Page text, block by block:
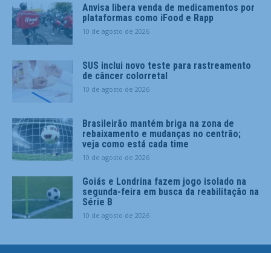
Anvisa libera venda de medicamentos por
plataformas como iFood e Rapp
10 de agosto de 2026
SUS inclui novo teste para rastreamento
de câncer colorretal
10 de agosto de 2026
Brasileirão mantém briga na zona de
rebaixamento e mudanças no centrão;
veja como está cada time
10 de agosto de 2026
Goiás e Londrina fazem jogo isolado na
segunda-feira em busca da reabilitação na
Série B
10 de agosto de 2026